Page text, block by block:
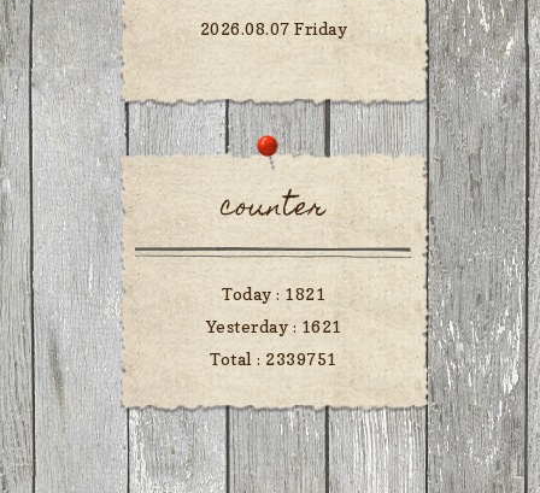
2026.08.07 Friday
counter
Today : 1821
Yesterday : 1621
Total : 2339751